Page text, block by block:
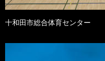
十和田市総合体育センター